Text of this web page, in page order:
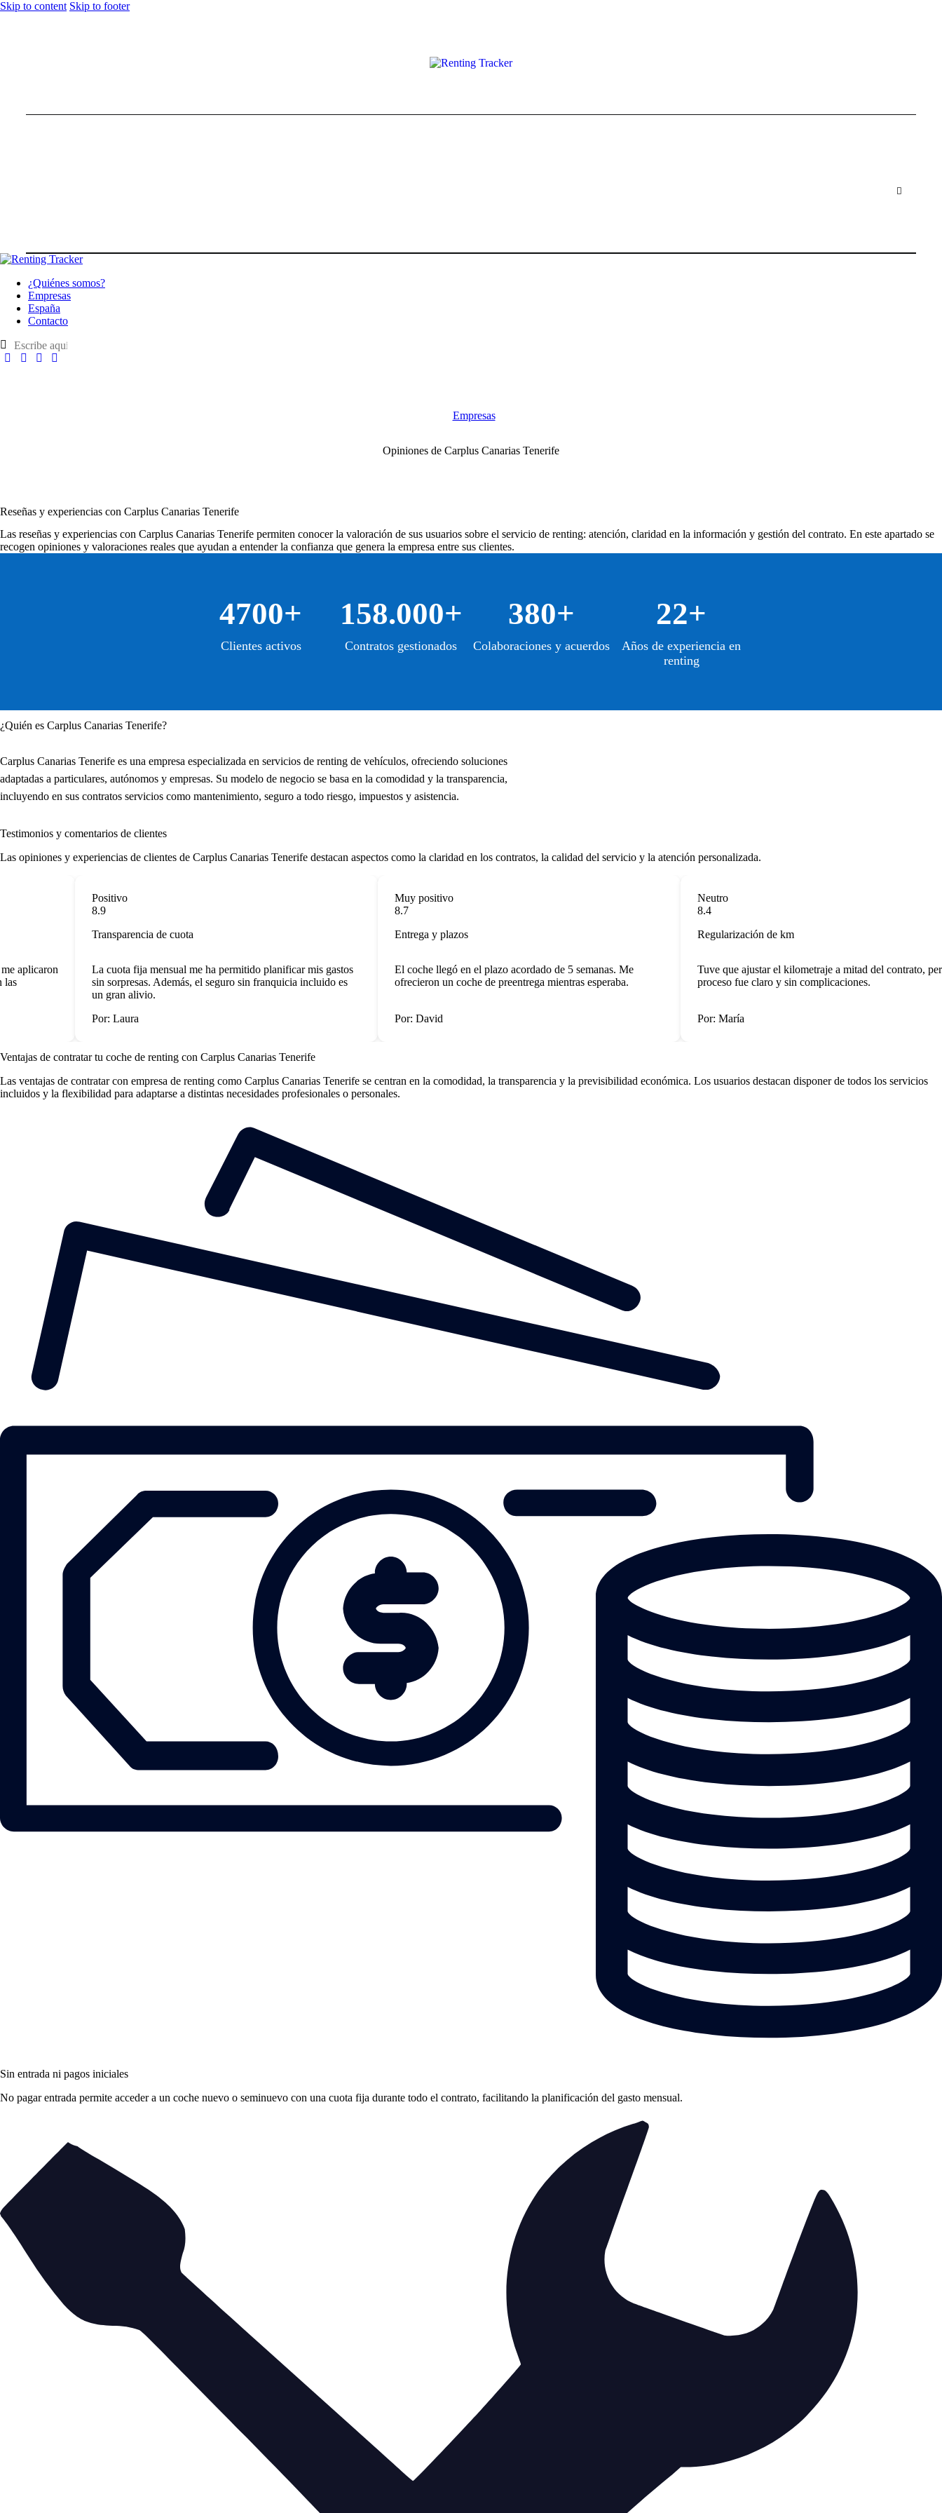
Skip to content Skip to footer
¿Quiénes somos?
Empresas
España
Contacto
Empresas
Opiniones de Carplus Canarias Tenerife
Reseñas y experiencias con Carplus Canarias Tenerife
Las reseñas y experiencias con Carplus Canarias Tenerife permiten conocer la valoración de sus usuarios sobre el servicio de renting: atención, claridad en la información y gestión del contrato. En este apartado se
recogen opiniones y valoraciones reales que ayudan a entender la confianza que genera la empresa entre sus clientes.
4700+
Clientes activos
158.000+
Contratos gestionados
380+
Colaboraciones y acuerdos
22+
Años de experiencia en
renting
¿Quién es Carplus Canarias Tenerife?
Carplus Canarias Tenerife es una empresa especializada en servicios de renting de vehículos, ofreciendo soluciones
adaptadas a particulares, autónomos y empresas. Su modelo de negocio se basa en la comodidad y la transparencia,
incluyendo en sus contratos servicios como mantenimiento, seguro a todo riesgo, impuestos y asistencia.
Testimonios y comentarios de clientes
Las opiniones y experiencias de clientes de Carplus Canarias Tenerife destacan aspectos como la claridad en los contratos, la calidad del servicio y la atención personalizada.
aplicaron
Positivo
8.9
Transparencia de cuota
La cuota fija mensual me ha permitido planificar mis gastos
sin sorpresas. Además, el seguro sin franquicia incluido es
un gran alivio.
Por: Laura
Muy positivo
8.7
Entrega y plazos
El coche llegó en el plazo acordado de 5 semanas. Me
ofrecieron un coche de preentrega mientras esperaba.
Por: David
Neutro
8.4
Regularización de km
Tuve que ajustar el kilometraje a mitad del contrato, pero
proceso fue claro y sin complicaciones.
Por: María
Ventajas de contratar tu coche de renting con Carplus Canarias Tenerife
Las ventajas de contratar con empresa de renting como Carplus Canarias Tenerife se centran en la comodidad, la transparencia y la previsibilidad económica. Los usuarios destacan disponer de todos los servicios
incluidos y la flexibilidad para adaptarse a distintas necesidades profesionales o personales.
Sin entrada ni pagos iniciales
No pagar entrada permite acceder a un coche nuevo o seminuevo con una cuota fija durante todo el contrato, facilitando la planificación del gasto mensual.